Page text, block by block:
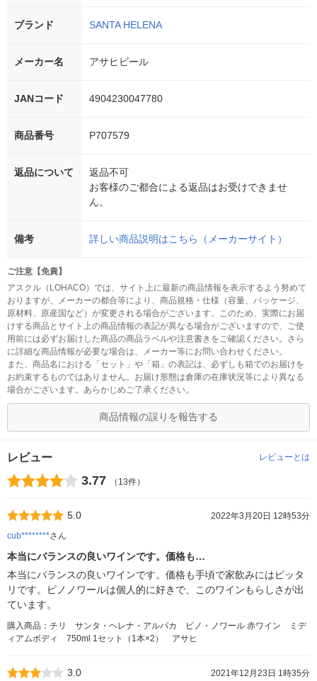
ブランド SANTA HELENA
メーカー名 アサヒビール
JANコード 4904230047780
商品番号 P707579
返品について
返品不可
お客様のご都合による返品はお受けできませ
ん。
備考 詳しい商品説明はこちら（メーカーサイト）
ご注意【免責】
アスクル（LOHACO）では、サイト上に最新の商品情報を表示するよう努めて
おりますが、メーカーの都合等により、商品規格・仕様（容量、パッケージ、
原材料、原産国など）が変更される場合がございます。このため、実際にお届
けする商品とサイト上の商品情報の表記が異なる場合がございますので、ご使
用前には必ずお届けした商品の商品ラベルや注意書きをご確認ください。さら
に詳細な商品情報が必要な場合は、メーカー等にお問い合わせください。
また、商品名における「セット」や「箱」の表記は、必ずしも箱でのお届けを
お約束するものではありません。お届け形態は倉庫の在庫状況等により異なる
場合がございます。あらかじめご了承ください。
商品情報の誤りを報告する
レビュー レビューとは
3.77 （13件）
5.0
2022年3月20日 12時53分
cub********さん
本当にバランスの良いワインです。価格も…
本当にバランスの良いワインです。価格も手頃で家飲みにはピッタ
リです。ピノノワールは個人的に好きで、このワインもらしさが出
ています。
購入商品：チリ サンタ・ヘレナ・アルパカ ピノ・ノワール 赤ワイン ミデ
ィアムボディ 750ml 1セット（1本×2） アサヒ
3.0
2021年12月23日 1時35分